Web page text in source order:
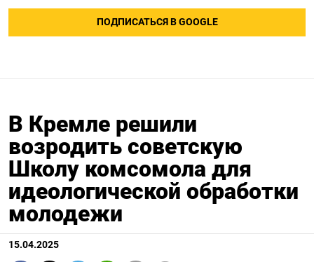
ПОДПИСАТЬСЯ В GOOGLE
В Кремле решили
возродить советскую
Школу комсомола для
идеологической обработки
молодежи
15.04.2025